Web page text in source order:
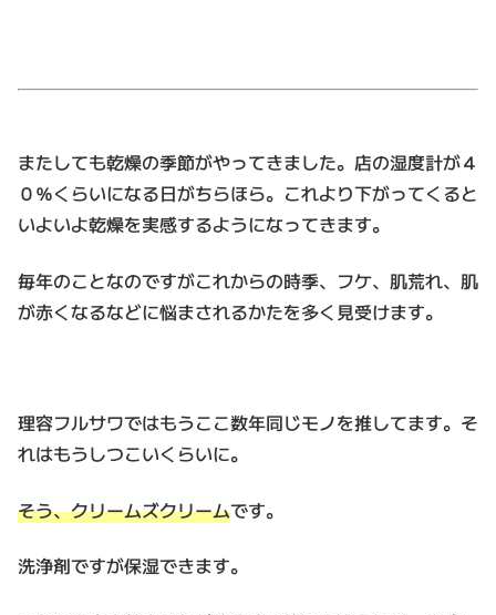
またしても乾燥の季節がやってきました。店の湿度計が４
０％くらいになる日がちらほら。これより下がってくると
いよいよ乾燥を実感するようになってきます。
毎年のことなのですがこれからの時季、フケ、肌荒れ、肌
が赤くなるなどに悩まされるかたを多く見受けます。
理容フルサワではもうここ数年同じモノを推してます。そ
れはもうしつこいくらいに。
そう、クリームズクリームです。
洗浄剤ですが保湿できます。